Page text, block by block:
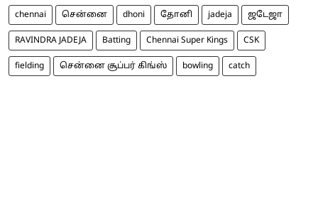
chennai சென்னை dhoni தோனி jadeja ஜடேஜா
RAVINDRA JADEJA Batting Chennai Super Kings CSK
fielding சென்னை சூப்பர் கிங்ஸ் bowling catch